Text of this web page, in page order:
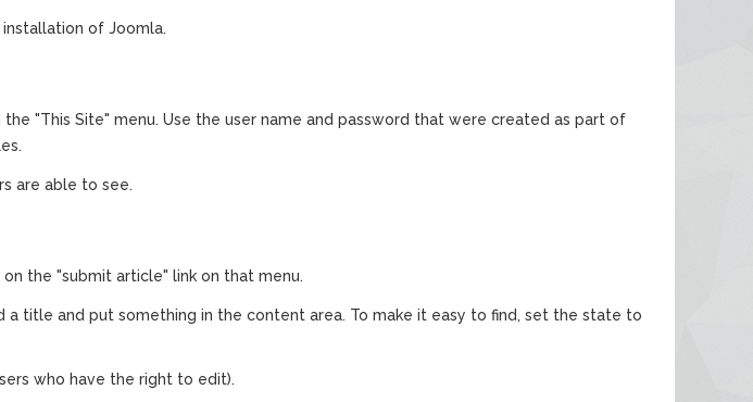
of Joomla.
"This Site" menu. Use the user name and password that were created as part of
are able to see.
the "submit article" link on that menu.
title and put something in the content area. To make it easy to find, set the state to
who have the right to edit).